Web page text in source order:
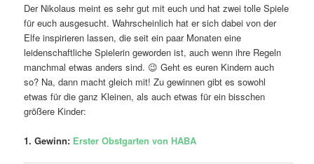
Der Nikolaus meint es sehr gut mit euch und hat zwei tolle Spiele
für euch ausgesucht. Wahrscheinlich hat er sich dabei von der
Elfe inspirieren lassen, die seit ein paar Monaten eine
leidenschaftliche Spielerin geworden ist, auch wenn ihre Regeln
manchmal etwas anders sind. 😉 Geht es euren Kindern auch
so? Na, dann macht gleich mit! Zu gewinnen gibt es sowohl
etwas für die ganz Kleinen, als auch etwas für ein bisschen
größere Kinder:
1. Gewinn: Erster Obstgarten von HABA